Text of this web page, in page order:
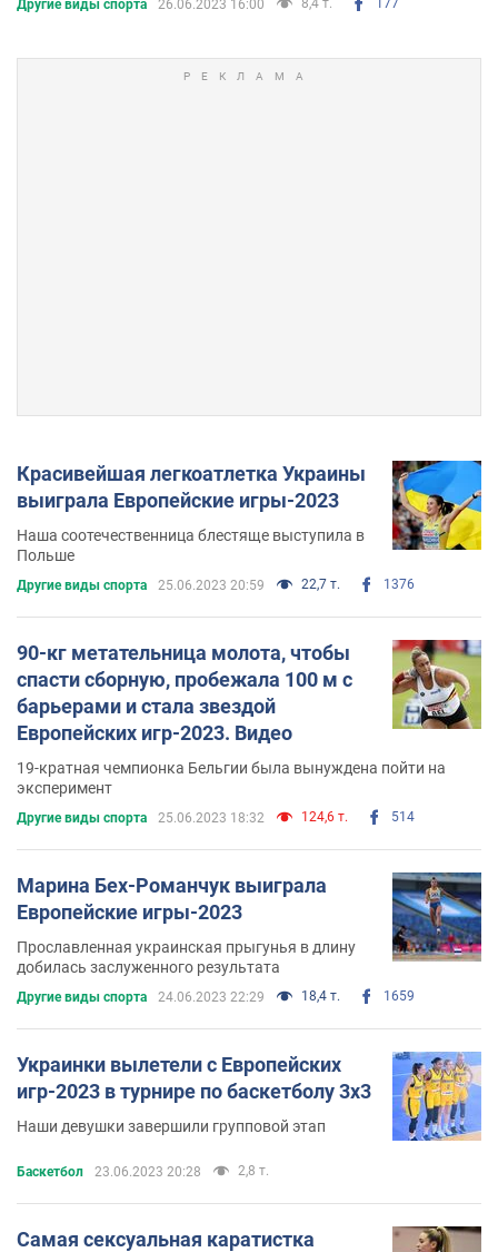
Другие виды спорта 26.06.2023 16:00 8,4 т. 177
Красивейшая легкоатлетка Украины
выиграла Европейские игры-2023
Наша соотечественница блестяще выступила в
Польше
Другие виды спорта 25.06.2023 20:59 22,7 т. 1376
90-кг метательница молота, чтобы
спасти сборную, пробежала 100 м с
барьерами и стала звездой
Европейских игр-2023. Видео
19-кратная чемпионка Бельгии была вынуждена пойти на
эксперимент
Другие виды спорта 25.06.2023 18:32 124,6 т. 514
Марина Бех-Романчук выиграла
Европейские игры-2023
Прославленная украинская прыгунья в длину
добилась заслуженного результата
Другие виды спорта 24.06.2023 22:29 18,4 т. 1659
Украинки вылетели с Европейских
игр-2023 в турнире по баскетболу 3х3
Наши девушки завершили групповой этап
Баскетбол 23.06.2023 20:28 2,8 т.
Самая сексуальная каратистка